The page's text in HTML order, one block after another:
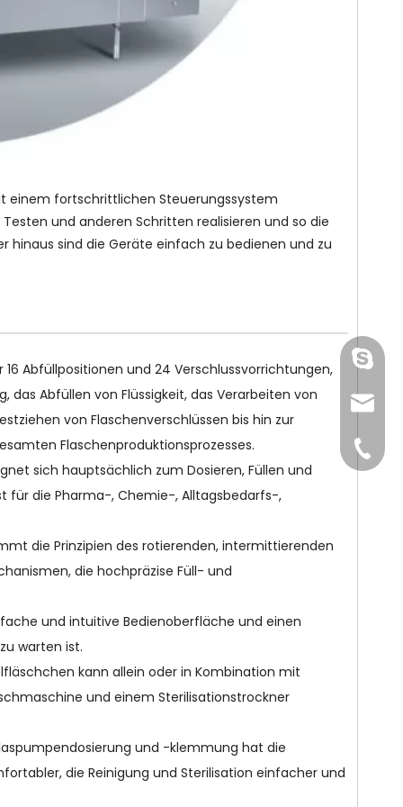
einem fortschrittlichen Steuerungssystem
und anderen Schritten realisieren und so die
hinaus sind die Geräte einfach zu bedienen und zu
Abfüllpositionen und 24 Verschlussvorrichtungen,
das Abfüllen von Flüssigkeit, das Verarbeiten von
von Flaschenverschlüssen bis hin zur
Flaschenproduktionsprozesses.
sich hauptsächlich zum Dosieren, Füllen und
für die Pharma-, Chemie-, Alltagsbedarfs-,
die Prinzipien des rotierenden, intermittierenden
die hochpräzise Füll- und
und intuitive Bedienoberfläche und einen
warten ist.
kann allein oder in Kombination mit
und einem Sterilisationstrockner
und -klemmung hat die
die Reinigung und Sterilisation einfacher und
+86-